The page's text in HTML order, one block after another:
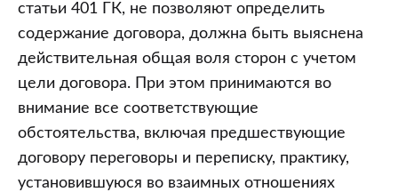
статьи 401 ГК, не позволяют определить
содержание договора, должна быть выяснена
действительная общая воля сторон с учетом
цели договора. При этом принимаются во
внимание все соответствующие
обстоятельства, включая предшествующие
договору переговоры и переписку, практику,
установившуюся во взаимных отношениях